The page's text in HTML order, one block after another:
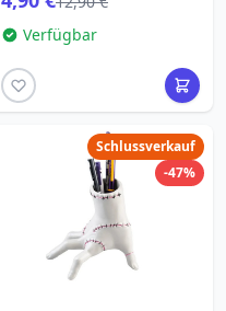
Verfügbar
Schlussverkauf
-47%